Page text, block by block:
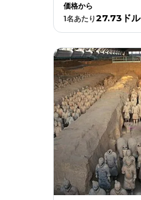
価格から
1名あたり27.73ドル